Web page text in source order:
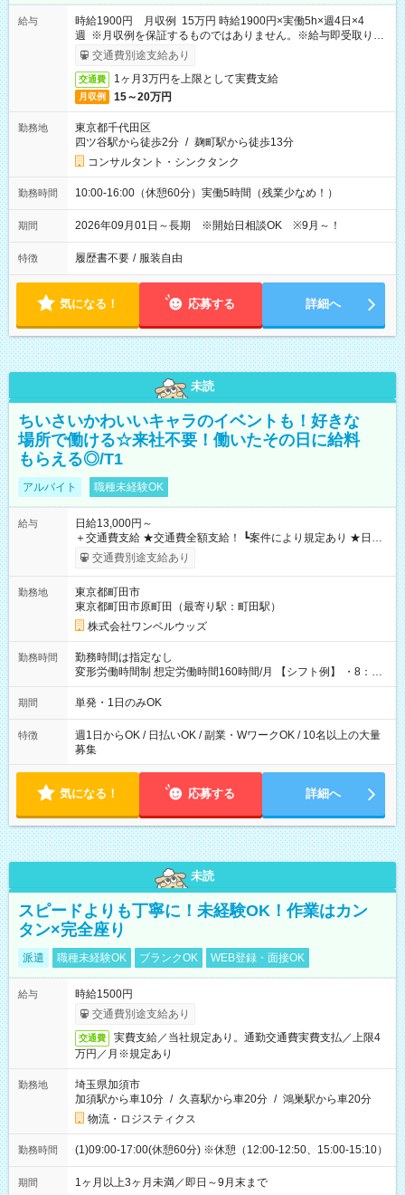
給与
時給1900円 月収例 15万円 時給1900円×実働5h×週4日×4
週 ※月収例を保証するものではありません。※給与即受取りサ
ービス利用可（利用条件有）
交通費別途支給あり
交通費 1ヶ月3万円を上限として実費支給
月収例 15～20万円
勤務地
東京都千代田区
四ツ谷駅から徒歩2分 / 麹町駅から徒歩13分
コンサルタント・シンクタンク
勤務時間 10:00-16:00（休憩60分）実働5時間（残業少なめ！）
期間 2026年09月01日～長期 ※開始日相談OK ※9月～！
特徴 履歴書不要 / 服装自由
気になる！ 応募する 詳細へ
未読
ちいさいかわいいキャラのイベントも！好きな
場所で働ける☆来社不要！働いたその日に給料
もらえる◎/T1
アルバイト 職種未経験OK
給与
日給13,000円～
＋交通費支給 ★交通費全額支給！ ┗案件により規定あり ★日払
いOK！（規定あり） ┗働いたその日に現金GET♪ お仕事後はコ
ンビニATMから 日払い分を引き落とせます！ 【試用期間】試
交通費別途支給あり
勤務地
東京都町田市
東京都町田市原町田（最寄り駅：町田駅）
株式会社ワンベルウッズ
勤務時間
勤務時間は指定なし
変形労働時間制 想定労働時間160時間/月 【シフト例】 ・8：00
～21：00
期間 単発・1日のみOK
特徴
週1日からOK / 日払いOK / 副業・WワークOK / 10名以上の大量
募集
気になる！ 応募する 詳細へ
未読
スピードよりも丁寧に！未経験OK！作業はカン
タン×完全座り
派遣 職種未経験OK ブランクOK WEB登録・面接OK
給与
時給1500円
交通費別途支給あり
交通費
実費支給／当社規定あり。通勤交通費実費支払／上限4
万円／月※規定あり
勤務地
埼玉県加須市
加須駅から車10分 / 久喜駅から車20分 / 鴻巣駅から車20分
物流・ロジスティクス
勤務時間 (1)09:00-17:00(休憩60分) ※休憩（12:00-12:50、15:00-15:10）
期間 1ヶ月以上3ヶ月未満／即日～9月末まで